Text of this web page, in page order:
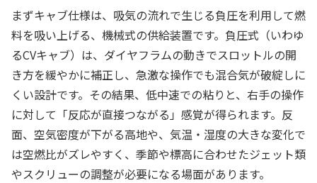
まずキャブ仕様は、吸気の流れで生じる負圧を利用して燃
料を吸い上げる、機械式の供給装置です。負圧式（いわゆ
るCVキャブ）は、ダイヤフラムの動きでスロットルの開
き方を緩やかに補正し、急激な操作でも混合気が破綻しに
くい設計です。その結果、低中速での粘りと、右手の操作
に対して「反応が直接つながる」感覚が得られます。反
面、空気密度が下がる高地や、気温・湿度の大きな変化で
は空燃比がズレやすく、季節や標高に合わせたジェット類
やスクリューの調整が必要になる場面があります。